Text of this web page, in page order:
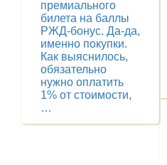
премиального
билета на баллы
РЖД-бонус. Да-да,
именно покупки.
Как выяснилось,
обязательно
нужно оплатить
1% от стоимости,
…